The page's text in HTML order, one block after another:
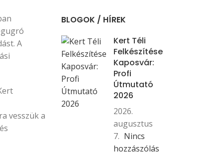
A
vesszük a
BLOGOK / HÍREK
Kert Téli
Felkészítése
Kaposvár:
Profi
Útmutató
2026
2026.
augusztus
7. Nincs
hozzászólás